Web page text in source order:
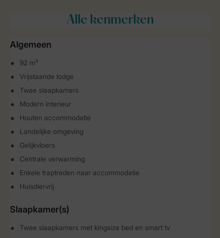
Alle kenmerken
Algemeen
92 m²
Vrijstaande lodge
Twee slaapkamers
Modern interieur
Houten accommodatie
Landelijke omgeving
Gelijkvloers
Centrale verwarming
Enkele traptreden naar accommodatie
Huisdiervrij
Slaapkamer(s)
Twee slaapkamers met kingsize bed en smart tv